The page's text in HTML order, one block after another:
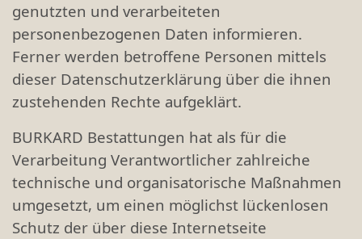
genutzten und verarbeiteten
personenbezogenen Daten informieren.
Ferner werden betroffene Personen mittels
dieser Datenschutzerklärung über die ihnen
zustehenden Rechte aufgeklärt.
BURKARD Bestattungen hat als für die
Verarbeitung Verantwortlicher zahlreiche
technische und organisatorische Maßnahmen
umgesetzt, um einen möglichst lückenlosen
Schutz der über diese Internetseite